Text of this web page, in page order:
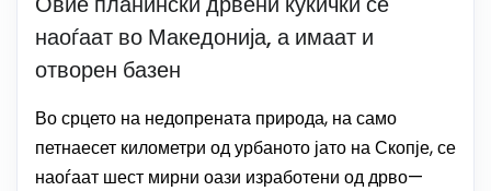
наоѓаат во Македонија, а имаат и
отворен базен
Во срцето на недопрената природа, на само
петнаесет километри од урбаното јато на Скопје, се
наоѓаат шест мирни оази изработени од дрво—